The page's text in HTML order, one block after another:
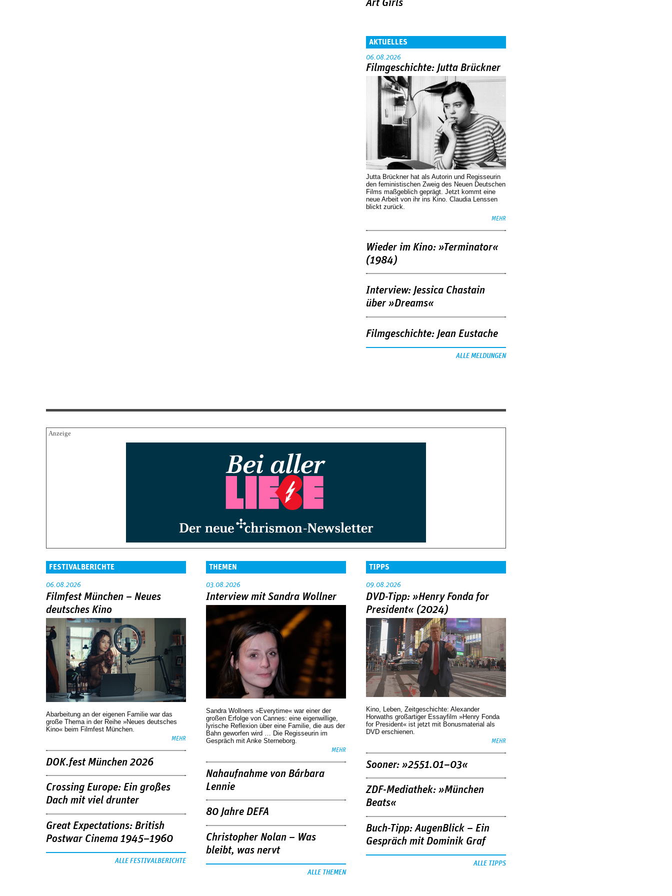
Art Girls
AKTUELLES
06.08.2026
Filmgeschichte: Jutta Brückner
Jutta Brückner hat als Autorin und Regisseurin
den feministischen Zweig des Neuen Deutschen
Films maßgeblich geprägt. Jetzt kommt eine
neue Arbeit von ihr ins Kino. Claudia Lenssen
blickt zurück.
MEHR
Wieder im Kino: »Terminator«
(1984)
Interview: Jessica Chastain
über »Dreams«
Filmgeschichte: Jean Eustache
ALLE MELDUNGEN
FESTIVALBERICHTE
06.08.2026
Filmfest München – Neues
deutsches Kino
Abarbeitung an der eigenen Familie war das
große Thema in der Reihe »Neues deutsches
Kino« beim Filmfest München.
MEHR
DOK.fest München 2026
Crossing Europe: Ein großes
Dach mit viel drunter
Great Expectations: British
Postwar Cinema 1945–1960
ALLE FESTIVALBERICHTE
THEMEN
03.08.2026
Interview mit Sandra Wollner
Sandra Wollners »Everytime« war einer der
großen Erfolge von Cannes: eine eigenwillige,
lyrische Reflexion über eine ­Familie, die aus der
Bahn geworfen wird … Die Regisseurin im
Gespräch mit Anke Sterneborg.
MEHR
Nahaufnahme von Bárbara
Lennie
80 Jahre DEFA
Christopher Nolan – Was
bleibt, was nervt
ALLE THEMEN
TIPPS
09.08.2026
DVD-Tipp: »Henry Fonda for
President« (2024)
Kino, Leben, Zeitgeschichte: Alexander
Horwaths großartiger Essayfilm »Henry Fonda
for President« ist jetzt mit Bonusmaterial als
DVD erschienen.
MEHR
Sooner: »2551.01–03«
ZDF-Mediathek: »München
Beats«
Buch-Tipp: AugenBlick – Ein
Gespräch mit Dominik Graf
ALLE TIPPS